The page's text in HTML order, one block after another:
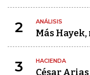
2 ANÁLISIS
Más
3 HACIENDA
César